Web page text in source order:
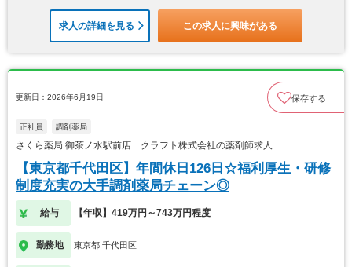
求人の詳細を見る この求人に興味がある
更新日：2026年6月19日 保存する
正社員 調剤薬局
さくら薬局 御茶ノ水駅前店 クラフト株式会社の薬剤師求人
【東京都千代田区】年間休日126日☆福利厚生・研修
制度充実の大手調剤薬局チェーン◎
給与 【年収】419万円～743万円程度
勤務地 東京都 千代田区